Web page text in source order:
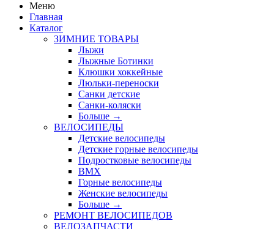
Меню
Главная
Каталог
ЗИМНИЕ ТОВАРЫ
Лыжи
Лыжные Ботинки
Клюшки хоккейные
Люльки-переноски
Санки детские
Санки-коляски
Больше →
ВЕЛОСИПЕДЫ
Детские велосипеды
Детские горные велосипеды
Подростковые велосипеды
BMX
Горные велосипеды
Женские велосипеды
Больше →
РЕМОНТ ВЕЛОСИПЕДОВ
ВЕЛОЗАПЧАСТИ